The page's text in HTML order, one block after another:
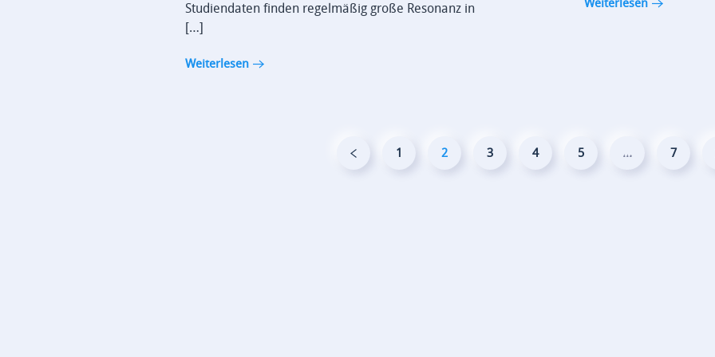
Studiendaten finden regelmäßig große Resonanz in
[…]
Weiterlesen
Weiterlesen
1 2 3 4 5 … 7